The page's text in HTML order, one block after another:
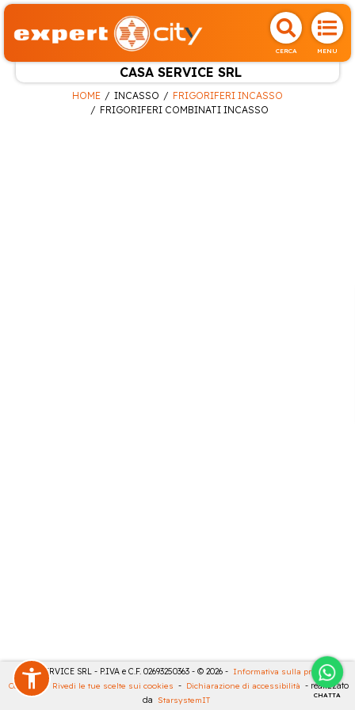
CERCA MENU
CASA SERVICE SRL
CHATTA
HOME INCASSO
FRIGORIFERI INCASSO
FRIGORIFERI COMBINATI INCASSO
CASA SERVICE SRL - P.IVA e C.F. 02693250363 - © 2026 - Informativa sulla privacy -
Cookies
- Rivedi le tue scelte sui cookies - Dichiarazione di accessibilità - realizzato
da StarsystemIT